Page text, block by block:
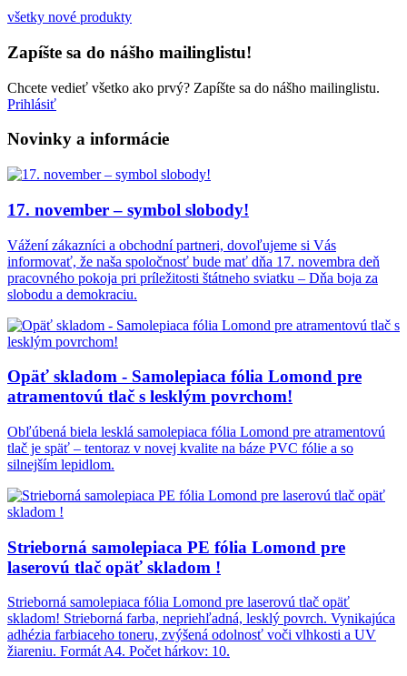
všetky nové produkty
Zapíšte sa do nášho mailinglistu!
Chcete vedieť všetko ako prvý? Zapíšte sa do nášho mailinglistu.
Prihlásiť
Novinky a informácie
17. november – symbol slobody!
Vážení zákazníci a obchodní partneri, dovoľujeme si Vás
informovať, že naša spoločnosť bude mať dňa 17. novembra deň
pracovného pokoja pri príležitosti štátneho sviatku – Dňa boja za
slobodu a demokraciu.
Opäť skladom - Samolepiaca fólia Lomond pre
atramentovú tlač s lesklým povrchom!
Obľúbená biela lesklá samolepiaca fólia Lomond pre atramentovú
tlač je späť – tentoraz v novej kvalite na báze PVC fólie a so
silnejším lepidlom.
Strieborná samolepiaca PE fólia Lomond pre
laserovú tlač opäť skladom !
Strieborná samolepiaca fólia Lomond pre laserovú tlač opäť
skladom! Strieborná farba, nepriehľadná, lesklý povrch. Vynikajúca
adhézia farbiaceho toneru, zvýšená odolnosť voči vlhkosti a UV
žiareniu. Formát A4. Počet hárkov: 10.